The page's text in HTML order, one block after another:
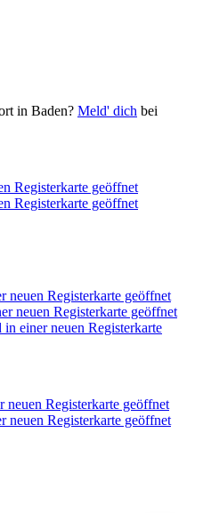
in Baden? Meld' dich bei
Registerkarte geöffnet
Registerkarte geöffnet
neuen Registerkarte geöffnet
neuen Registerkarte geöffnet
einer neuen Registerkarte
neuen Registerkarte geöffnet
neuen Registerkarte geöffnet